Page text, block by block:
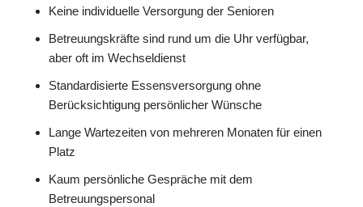
Keine individuelle Versorgung der Senioren
Betreuungskräfte sind rund um die Uhr verfügbar,
aber oft im Wechseldienst
Standardisierte Essensversorgung ohne
Berücksichtigung persönlicher Wünsche
Lange Wartezeiten von mehreren Monaten für einen
Platz
Kaum persönliche Gespräche mit dem
Betreuungspersonal